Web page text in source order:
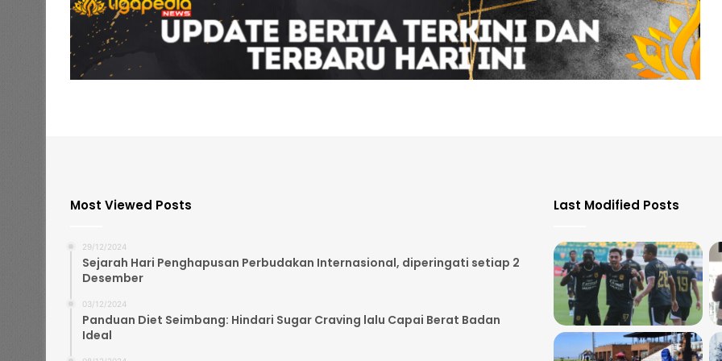
Most Viewed Posts
29/12/2024
Sejarah Hari Penghapusan Perbudakan Internasional, diperingati setiap 2
Desember
03/12/2024
Panduan Diet Seimbang: Hindari Sugar Craving lalu Capai Berat Badan
Ideal
Last Modified Posts